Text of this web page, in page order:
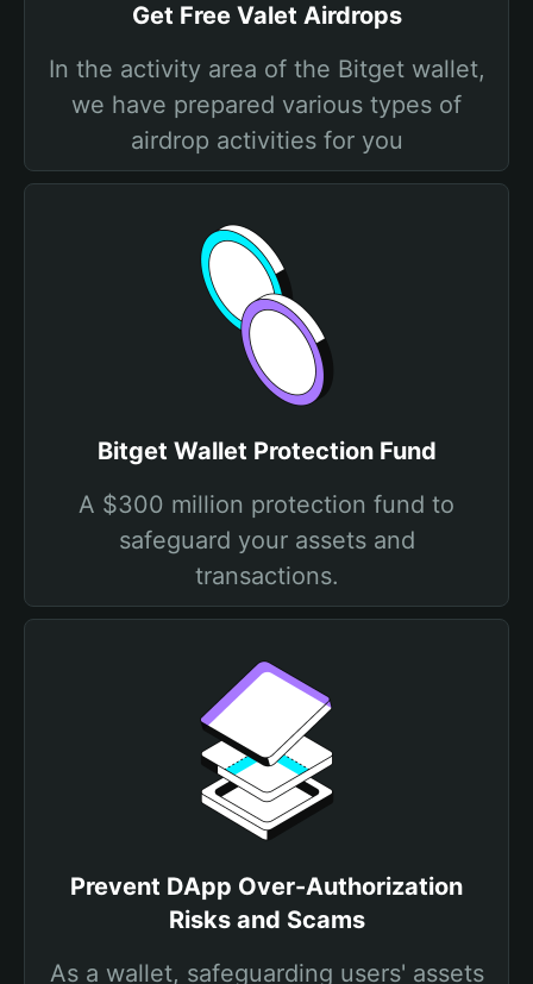
Get Free Valet Airdrops
In the activity area of the Bitget wallet,
we have prepared various types of
airdrop activities for you
Bitget Wallet Protection Fund
A $300 million protection fund to
safeguard your assets and
transactions.
Prevent DApp Over-Authorization
Risks and Scams
As a wallet, safeguarding users' assets